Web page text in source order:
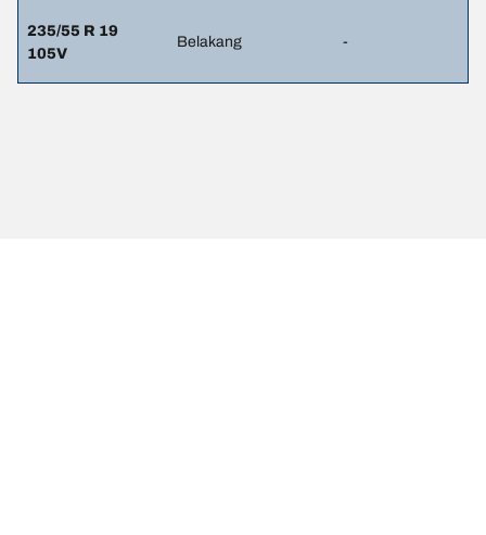
235/55 R 19
105V
Belakang -